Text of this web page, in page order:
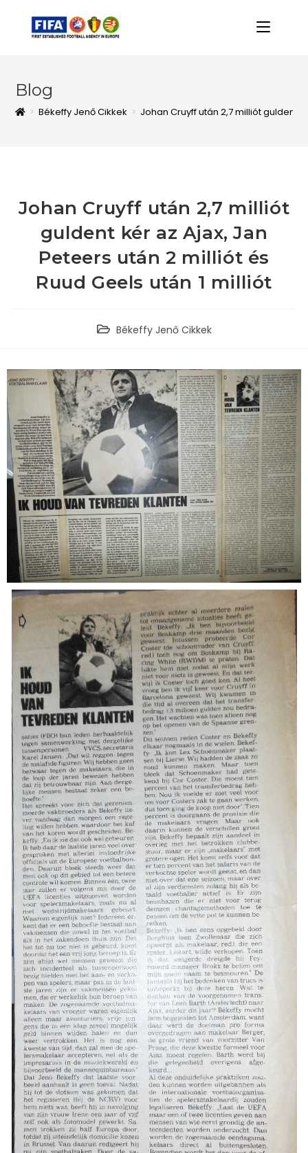
Blog
> Békeffy Jenő Cikkek > Johan Cruyff után 2,7 milliót guldent
Johan Cruyff után 2,7 milliót
guldent kér az Ajax, Jan
Peteers után 2 milliót és
Ruud Geels után 1 milliót
Békeffy Jenő Cikkek